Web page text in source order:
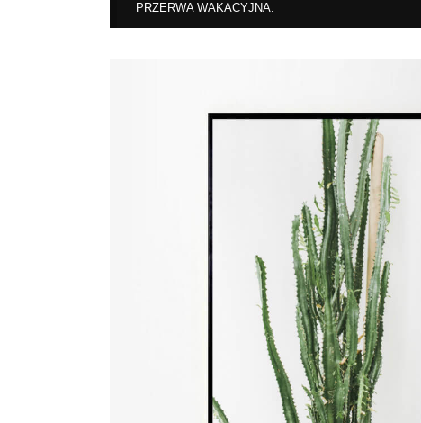
PRZERWA WAKACYJNA.